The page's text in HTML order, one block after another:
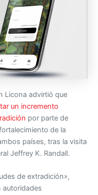
Licona advirtió que
un incremento
por parte de
de la
países, tras la visita
Jeffrey K. Randall.
de extradición»,
autoridades